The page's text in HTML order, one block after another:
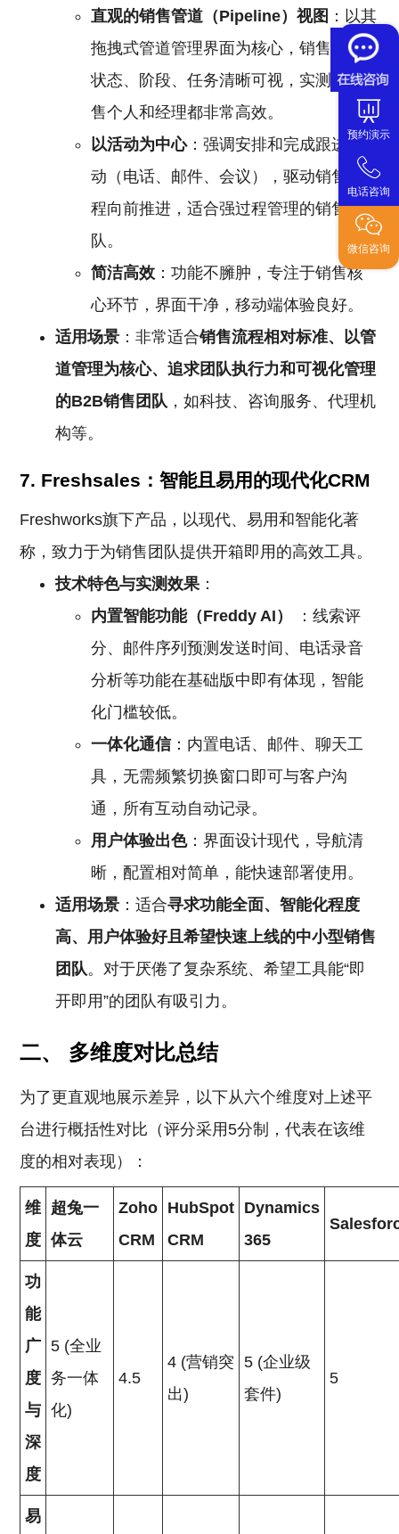
预约演示
电话咨询
微信咨询
直观的销售管道（Pipeline）视图 ：以其
拖拽式管道管理界面为核心，销售机会
状态、阶段、任务清晰可视，实测对销
售个人和经理都非常高效。
以活动为中心：强调安排和完成跟进活
动（电话、邮件、会议），驱动销售流
程向前推进，适合强过程管理的销售团
队。
简洁高效 ：功能不臃肿，专注于销售核
心环节，界面干净，移动端体验良好。
适用场景 ：非常适合销售流程相对标准、以管
道管理为核心、追求团队执行力和可视化管理
的B2B销售团队 ，如科技、咨询服务、代理机
构等。
7. Freshsales：智能且易用的现代化CRM
Freshworks旗下产品，以现代、易用和智能化著
称，致力于为销售团队提供开箱即用的高效工具。
技术特色与实测效果：
内置智能功能（Freddy AI）
：线索评
分、邮件序列预测发送时间、电话录音
分析等功能在基础版中即有体现，智能
化门槛较低。
一体化通信：内置电话、邮件、聊天工
具，无需频繁切换窗口即可与客户沟
通，所有互动自动记录。
用户体验出色：界面设计现代，导航清
晰，配置相对简单，能快速部署使用。
适用场景 ：适合寻求功能全面、智能化程度
高、用户体验好且希望快速上线的中小型销售
团队。对于厌倦了复杂系统、希望工具能“即
开即用”的团队有吸引力。
二、 多维度对比总结
为了更直观地展示差异，以下从六个维度对上述平
台进行概括性对比（评分采用5分制，代表在该维
度的相对表现）：
维
度
超兔一
体云
Zoho
CRM
HubSpot
CRM
Dynamics
365
功
能
广
度
与
深
度
5 (全业
务一体
化)
4.5
4 (营销突
出)
5 (企业级
套件)
5
易